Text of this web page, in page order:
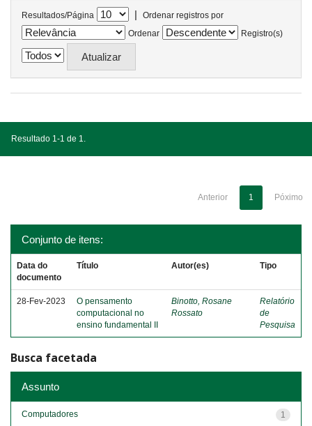
Resultados/Página |
Ordenar registros por
Ordenar
Registro(s)
Resultado 1-1 de 1.
Anterior 1 Póximo
Conjunto de itens:
Data do
documento
Título Autor(es) Tipo
28-Fev-2023
O pensamento
computacional no
ensino fundamental II
Binotto, Rosane
Rossato
Relatório
de
Pesquisa
Busca facetada
Assunto
1
Computadores